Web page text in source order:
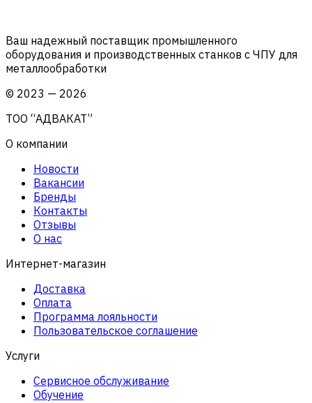
Ваш надежный поставщик промышленного
оборудования и производственных станков с ЧПУ для
металлообработки
© 2023 — 2026
ТОО “АДВАКАТ”
О компании
Новости
Вакансии
Бренды
Контакты
Отзывы
О нас
Интернет-магазин
Доставка
Оплата
Программа лояльности
Пользовательское соглашение
Услуги
Сервисное обслуживание
Обучение